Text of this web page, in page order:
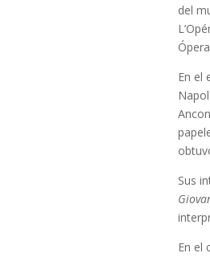
del
En el
Sus
En el